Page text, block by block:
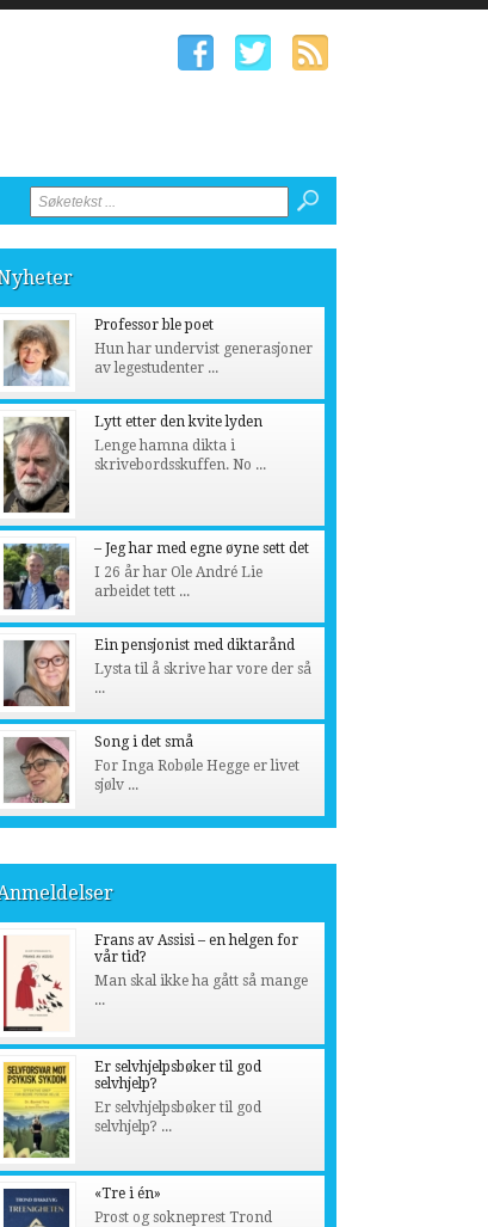
Professor ble poet
Hun har undervist generasjoner
av legestudenter ...
Lytt etter den kvite lyden
Lenge hamna dikta i
skrivebordsskuffen. No ...
– Jeg har med egne øyne sett det
I 26 år har Ole André Lie
arbeidet tett ...
Ein pensjonist med diktarånd
Lysta til å skrive har vore der så
...
Song i det små
For Inga Robøle Hegge er livet
sjølv ...
Frans av Assisi – en helgen for
vår tid?
Man skal ikke ha gått så mange
...
Er selvhjelpsbøker til god
selvhjelp?
Er selvhjelpsbøker til god
selvhjelp? ...
«Tre i én»
Prost og sokneprest Trond